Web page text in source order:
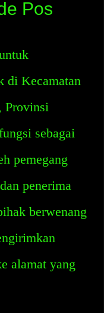
Pos
di Kecamatan
Provinsi
sebagai
pemegang
penerima
berwenang
alamat yang